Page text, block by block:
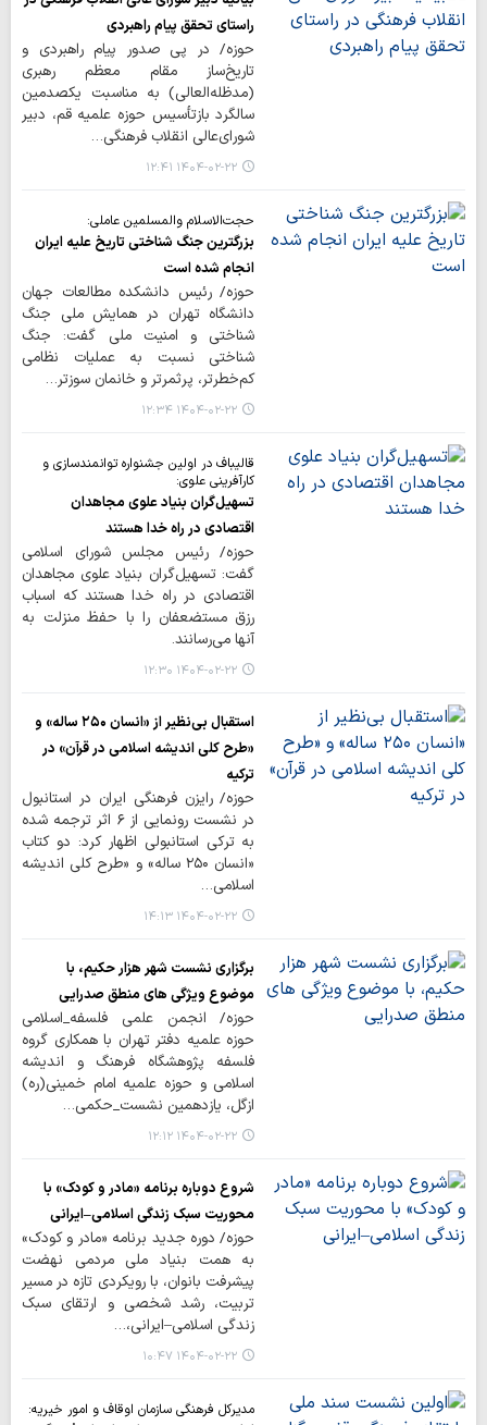
راستای تحقق پیام راهبردی
حوزه/ در پی صدور پیام راهبردی و
تاریخ‌ساز مقام معظم رهبری
(مدظله‌العالی) به مناسبت یکصدمین
سالگرد بازتأسیس حوزه علمیه قم، دبیر
شورای‌عالی انقلاب فرهنگی…
۱۴۰۴-۰۲-۲۲ ۱۲:۴۱
حجت‌الاسلام والمسلمین عاملی:
بزرگترین جنگ شناختی تاریخ علیه ایران
انجام شده است
حوزه/ رئیس دانشکده مطالعات جهان
دانشگاه تهران در همایش ملی جنگ
شناختی و امنیت ملی گفت: جنگ
شناختی نسبت به عملیات نظامی
کم‌خطرتر، پرثمرتر و خانمان سوزتر…
۱۴۰۴-۰۲-۲۲ ۱۲:۳۴
قالیباف در اولین جشنواره توانمندسازی و
کارآفرینی علوی:
تسهیل‌گران بنیاد علوی مجاهدان
اقتصادی در راه خدا هستند
حوزه/ رئیس مجلس شورای اسلامی
گفت: تسهیل‌گران بنیاد علوی مجاهدان
اقتصادی در راه خدا هستند که اسباب
رزق مستضعفان را با حفظ منزلت به
آنها می‌رسانند.
۱۴۰۴-۰۲-۲۲ ۱۲:۳۰
استقبال بی‌نظیر از «انسان ۲۵۰ ساله» و
«طرح کلی اندیشه اسلامی در قرآن» در
ترکیه
حوزه/ رایزن فرهنگی ایران در استانبول
در نشست رونمایی از ۶ اثر ترجمه شده
به ترکی استانبولی اظهار کرد: دو کتاب
«انسان ۲۵۰ ساله» و «طرح کلی اندیشه
اسلامی…
۱۴۰۴-۰۲-۲۲ ۱۴:۱۳
برگزاری نشست شهر هزار حکیم، با
موضوع ویژگی های منطق صدرایی
حوزه/ انجمن علمی فلسفه_اسلامی
حوزه علمیه دفتر تهران با همکاری گروه
فلسفه پژوهشگاه فرهنگ و اندیشه
اسلامی و حوزه علمیه امام خمینی(ره)
ازگل، یازدهمین نشست_حکمی…
۱۴۰۴-۰۲-۲۲ ۱۲:۱۲
شروع دوباره برنامه «مادر و کودک» با
محوریت سبک زندگی اسلامی–ایرانی
حوزه/ دوره جدید برنامه «مادر و کودک»
به همت بنیاد ملی مردمی نهضت
پیشرفت بانوان، با رویکردی تازه در مسیر
تربیت، رشد شخصی و ارتقای سبک
زندگی اسلامی–ایرانی،…
۱۴۰۴-۰۲-۲۲ ۱۰:۴۷
مدیرکل فرهنگی سازمان اوقاف و امور خیریه: